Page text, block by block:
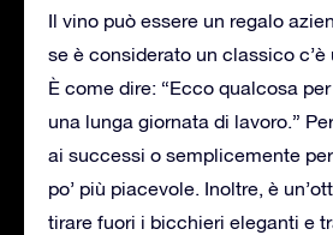
Il vino può essere un regalo
se è considerato un classico
È come dire: “Ecco qualcosa
una lunga giornata di lavoro.”
ai successi o semplicemente
po’ più piacevole. Inoltre, è
tirare fuori i bicchieri eleganti e